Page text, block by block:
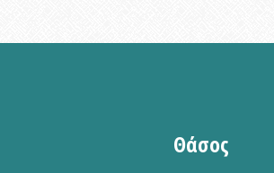
Θάσος